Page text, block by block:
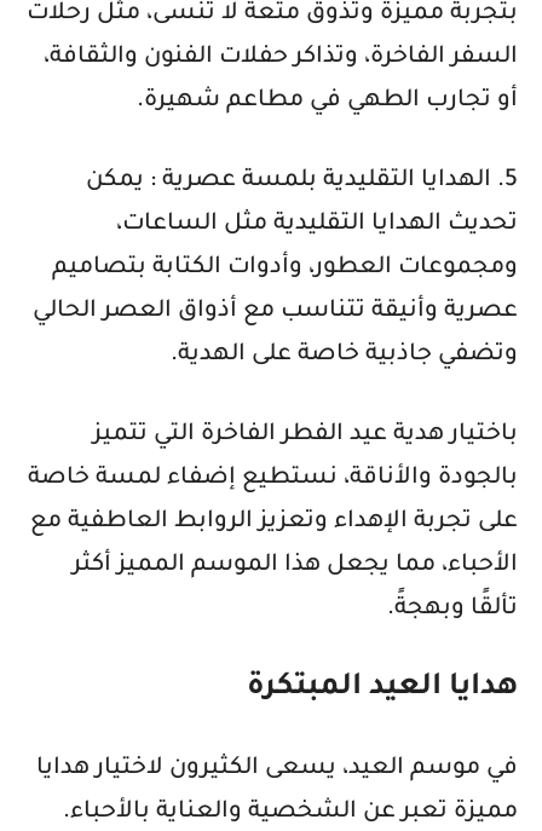
بتجربة مميزة وتذوق متعة لا تُنسى، مثل رحلات
السفر الفاخرة، وتذاكر حفلات الفنون والثقافة،
أو تجارب الطهي في مطاعم شهيرة.
5. الهدايا التقليدية بلمسة عصرية : يمكن
تحديث الهدايا التقليدية مثل الساعات،
ومجموعات العطور، وأدوات الكتابة بتصاميم
عصرية وأنيقة تتناسب مع أذواق العصر الحالي
وتضفي جاذبية خاصة على الهدية.
باختيار هدية عيد الفطر الفاخرة التي تتميز
بالجودة والأناقة، نستطيع إضفاء لمسة خاصة
على تجربة الإهداء وتعزيز الروابط العاطفية مع
الأحباء، مما يجعل هذا الموسم المميز أكثر
تألقًا وبهجةً.
هدايا العيد المبتكرة
في موسم العيد، يسعى الكثيرون لاختيار هدايا
مميزة تعبر عن الشخصية والعناية بالأحباء.